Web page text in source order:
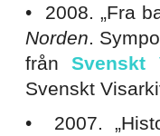
• 2008. „Fra
Norden.
från
Svenskt
• 2007.